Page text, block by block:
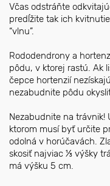
Včas odstráňte
predĺžite tak ich
“vlnu”.
Rododendrony a
pôdu, v ktorej rastú. Ak
čepce hortenzií
nezabudnite pôdu
Nezabudnite na
ktorom musí byť určite
odolná v horúčavách.
skosiť najviac ⅓ výšky
má výšku 5 cm.